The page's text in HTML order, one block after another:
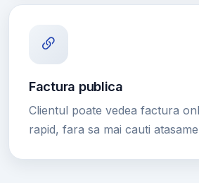
Factura publica
Clientul poate vedea factura
rapid, fara sa mai cauti